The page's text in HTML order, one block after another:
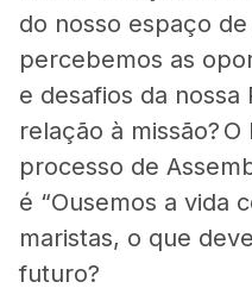
do nosso espaço
percebemos as
e desafios da nossa
relação à missão? O
processo de
é “Ousemos a vida
maristas, o que
futuro?